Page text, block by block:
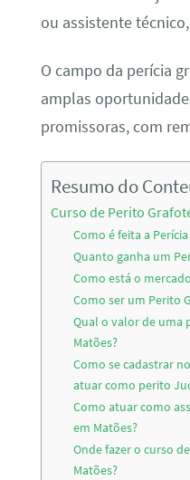
ou assistente
O campo da perícia
amplas
promissoras, com
Resumo do
Curso de Perito
Como é feita a
Quanto ganha um
Como está o
Como ser um Perito
Qual o valor de uma
Matões?
Como se cadastrar
atuar como perito
Como atuar como
em Matões?
Onde fazer o curso
Matões?